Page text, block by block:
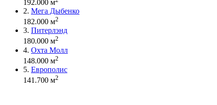
192.000 м
2. Мега Дыбенко
182.000 м2
3. Питерлэнд
180.000 м2
4. Охта Молл
148.000 м2
5. Европолис
141.700 м2